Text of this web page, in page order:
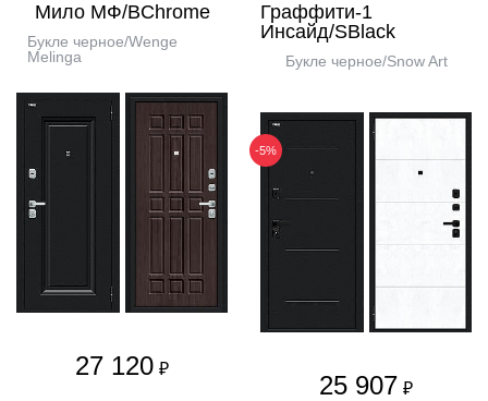
Мило МФ/BChrome
Букле черное/Wenge
Melinga
27 120 ₽
Граффити-1
Инсайд/SBlack
Букле черное/Snow Art
-5%
25 907 ₽